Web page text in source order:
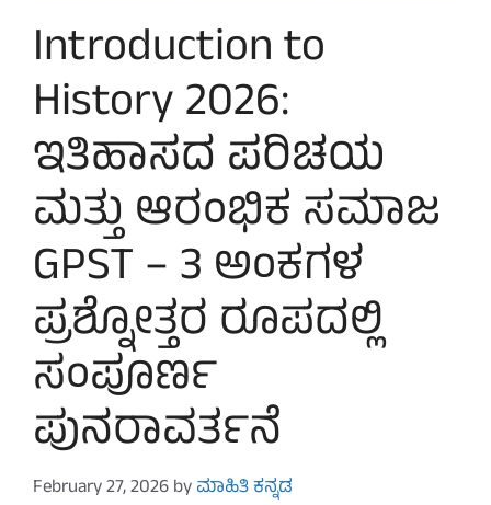
Introduction to
History 2026:
ಇತಿಹಾಸದ ಪರಿಚಯ
ಮತ್ತು ಆರಂಭಿಕ ಸಮಾಜ
GPST – 3 ಅಂಕಗಳ
ಪ್ರಶ್ನೋತ್ತರ ರೂಪದಲ್ಲಿ
ಸಂಪೂರ್ಣ
ಪುನರಾವರ್ತನೆ
February 27, 2026byಮಾಹಿತಿ ಕನ್ನಡ